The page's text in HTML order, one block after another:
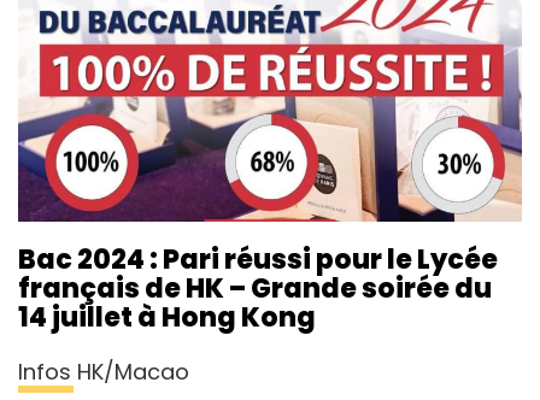
Bac 2024 : Pari réussi pour le Lycée
français de HK – Grande soirée du
14 juillet à Hong Kong
Infos HK/Macao